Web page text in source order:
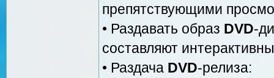
препятствующими
• Раздавать образ DVD-
составляют
• Раздача DVD-релиза: